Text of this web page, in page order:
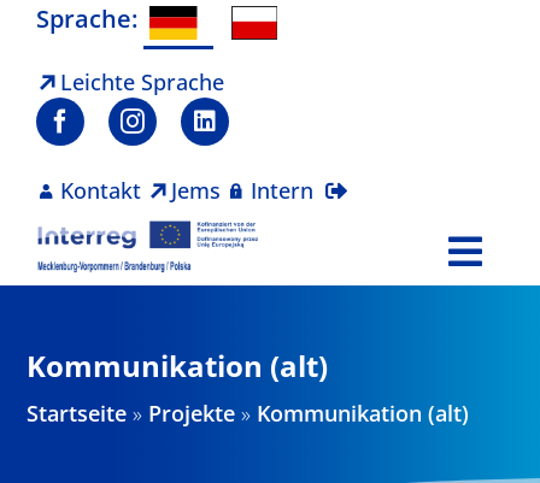
Zum
springen
Sprache:
Leichte Sprache
Kontakt Jems Intern
Projekte
Kommunikation (alt)
Startseite » Projekte » Kommunikation (alt)